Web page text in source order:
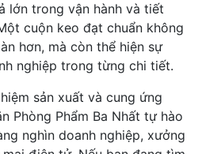
lớn trong vận hành và tiết
cuộn keo đạt chuẩn không
hơn, mà còn thể hiện sự
nghiệp trong từng chi tiết.
sản xuất và cung ứng
Phòng Phẩm Ba Nhất tự hào
nghìn doanh nghiệp, xưởng